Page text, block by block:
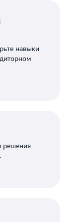
навыки
решения